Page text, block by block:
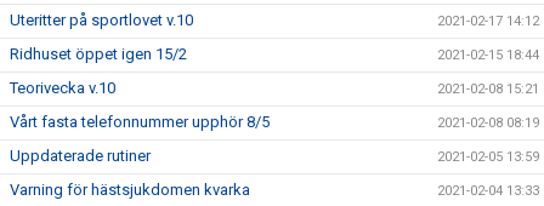
Uteritter på sportlovet v.10 2021-02-17 14:12
Ridhuset öppet igen 15/2 2021-02-15 18:44
Teorivecka v.10 2021-02-08 15:21
Vårt fasta telefonnummer upphör 8/5 2021-02-08 08:19
Uppdaterade rutiner 2021-02-05 13:59
Varning för hästsjukdomen kvarka 2021-02-04 13:33